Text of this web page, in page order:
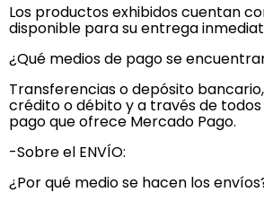
Los productos exhibidos cuentan
disponible para su entrega
¿Qué medios de pago se
Transferencias o depósito
crédito o débito y a través de todos
pago que ofrece Mercado Pago.
-Sobre el ENVÍO:
¿Por qué medio se hacen los